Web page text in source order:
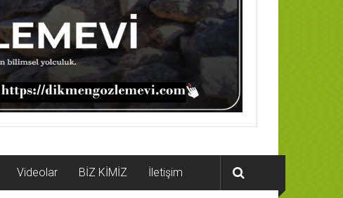
Videolar BİZ KİMİZ İletişim